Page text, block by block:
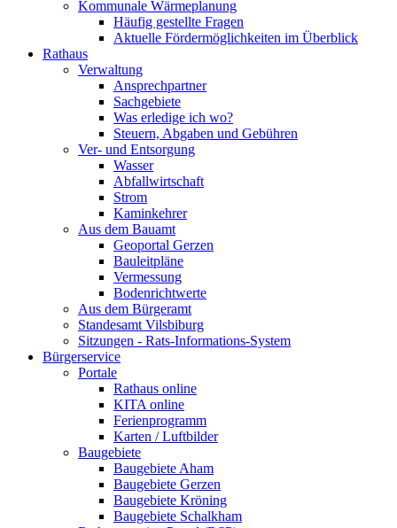
Kommunale Wärmeplanung
Häufig gestellte Fragen
Aktuelle Fördermöglichkeiten im Überblick
Rathaus
Verwaltung
Ansprechpartner
Sachgebiete
Was erledige ich wo?
Steuern, Abgaben und Gebühren
Ver- und Entsorgung
Wasser
Abfallwirtschaft
Strom
Kaminkehrer
Aus dem Bauamt
Geoportal Gerzen
Bauleitpläne
Vermessung
Bodenrichtwerte
Aus dem Bürgeramt
Standesamt Vilsbiburg
Sitzungen - Rats-Informations-System
Bürgerservice
Portale
Rathaus online
KITA online
Ferienprogramm
Karten / Luftbilder
Baugebiete
Baugebiete Aham
Baugebiete Gerzen
Baugebiete Kröning
Baugebiete Schalkham